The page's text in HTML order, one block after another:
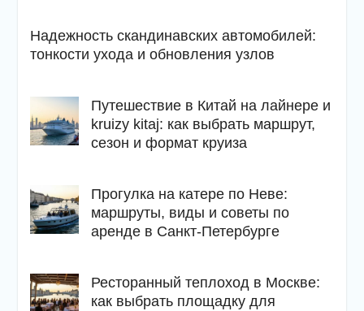
Надежность скандинавских автомобилей:
тонкости ухода и обновления узлов
Путешествие в Китай на лайнере и
kruizy kitaj: как выбрать маршрут,
сезон и формат круиза
Прогулка на катере по Неве:
маршруты, виды и советы по
аренде в Санкт-Петербурге
Ресторанный теплоход в Москве:
как выбрать площадку для